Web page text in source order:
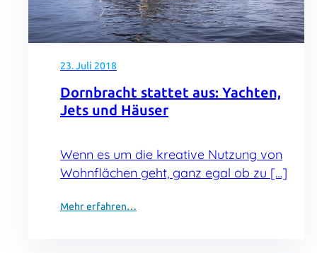
23. Juli 2018
Dornbracht stattet aus: Yachten,
Jets und Häuser
Wenn es um die kreative Nutzung von
Wohnflächen geht, ganz egal ob zu […]
Mehr erfahren…